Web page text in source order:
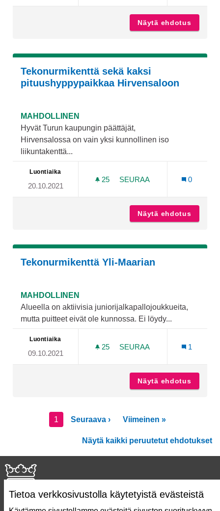
Tietoa verkkosivustolla käytetyistä evästeistä
Näytä ehdotus
Tekonurmikenttä sekä kaksi
pituushyppypaikkaa Hirvensaloon
MAHDOLLINEN
Hyvät Turun kaupungin päättäjät,
Hirvensalossa on vain yksi kunnollinen iso
liikuntakenttä...
Luontiaika
20.10.2021
25 25 SEURAAJAA
SEURAA
0
Näytä ehdotus
Tekonurmikenttä Yli-Maarian
MAHDOLLINEN
Alueella on aktiivisia juniorijalkapallojoukkueita,
mutta puitteet eivät ole kunnossa. Ei löydy...
Luontiaika
09.10.2021
25 25 SEURAAJAA
SEURAA
1
Näytä ehdotus
1 Seuraava › Viimeinen »
Näytä kaikki peruutetut ehdotukset